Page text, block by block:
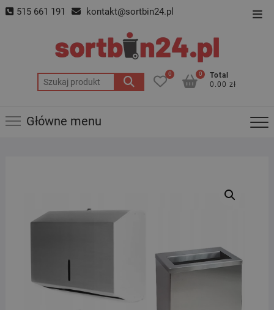
Skip 515 661 191 kontakt@sortbin24.pl
Szukaj:
0
Total
0.00 zł
0
Główne menu